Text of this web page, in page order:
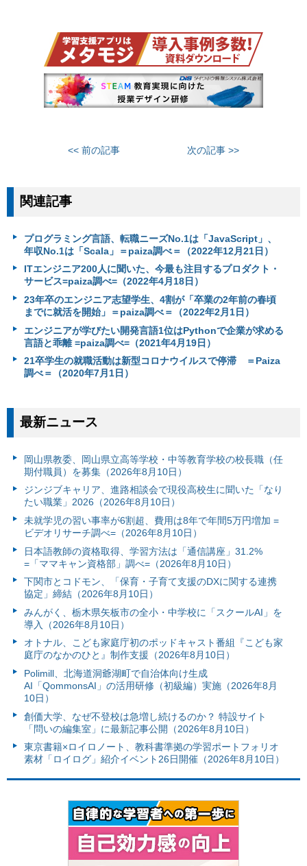
<< 前の記事 次の記事 >>
関連記事
プログラミング言語、転職ニーズNo.1は「JavaScript」、
年収No.1は「Scala」＝paiza調べ＝（2022年12月21日）
ITエンジニア200人に聞いた、今最も注目するプロダクト・
サービス=paiza調べ=（2022年4月18日）
23年卒のエンジニア志望学生、4割が「卒業の2年前の春頃
までに就活を開始」＝paiza調べ＝（2022年2月1日）
エンジニアが学びたい開発言語1位はPythonで企業が求める
言語と乖離 =paiza調べ=（2021年4月19日）
21卒学生の就職活動は新型コロナウイルスで停滞 ＝Paiza
調べ＝（2020年7月1日）
最新ニュース
岡山県教委、岡山県立高等学校・中等教育学校の校長職（任
期付職員）を募集（2026年8月10日）
ジンジブキャリア、進路相談会で現役高校生に聞いた「なり
たい職業」2026（2026年8月10日）
未就学児の習い事率が6割超、費用は8年で年間5万円増加 =
ビデオリサーチ調べ=（2026年8月10日）
日本語教師の資格取得、学習方法は「通信講座」31.2%
=「ママキャン資格部」調べ=（2026年8月10日）
下関市とコドモン、「保育・子育て支援のDXに関する連携
協定」締結（2026年8月10日）
みんがく、栃木県矢板市の全小・中学校に「スクールAI」を
導入（2026年8月10日）
オトナル、こども家庭庁初のポッドキャスト番組『こども家
庭庁のなかのひと』制作支援（2026年8月10日）
Polimill、北海道洞爺湖町で自治体向け生成
AI「QommonsAI」の活用研修（初級編）実施（2026年8月
10日）
創価大学、なぜ不登校は急増し続けるのか？ 特設サイト
「問いの編集室」に最新記事公開（2026年8月10日）
東京書籍×ロイロノート、教科書準拠の学習ポートフォリオ
素材「ロイログ」紹介イベント26日開催（2026年8月10日）